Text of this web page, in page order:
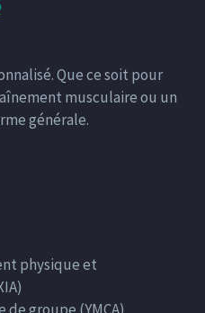
Que ce soit pour
musculaire ou un
générale.
physique et